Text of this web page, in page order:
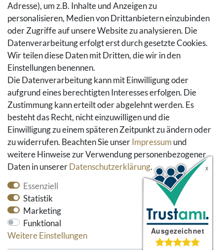
Rückgaberecht
Vertrag widerrufen
Warenkorb
Hilfe
Social Media
Facebook
Instagram
Pinterest
Youtube
Houzz
* alle Preise inkl. gesetzlicher Mehrwertsteuer und
zzgl. Versandkosten
Adresse), um z.B. Inhalte und Anzeigen zu
personalisieren, Medien von Drittanbietern einzubinden
oder Zugriffe auf unsere Website zu analysieren. Die
Datenverarbeitung erfolgt erst durch gesetzte Cookies.
Wir teilen diese Daten mit Dritten, die wir in den
Einstellungen benennen.
Die Datenverarbeitung kann mit Einwilligung oder
aufgrund eines berechtigten Interesses erfolgen. Die
Zustimmung kann erteilt oder abgelehnt werden. Es
besteht das Recht, nicht einzuwilligen und die
Einwilligung zu einem späteren Zeitpunkt zu ändern oder
zu widerrufen. Beachten Sie unserImpressum und
weitere Hinweise zur Verwendung personenbezogener
Daten in unsererDaten­schutz­erklärung.
Essenziell
Statistik
Marketing
Funktional
Weitere Einstellungen